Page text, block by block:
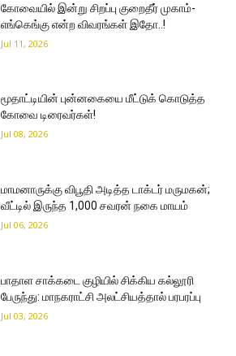
கோவையில் இன்று சிறப்பு குறைதீர் முகாம்-
எங்கெங்கு என்ற விவரங்கள் இதோ..!
Jul 11, 2026
மூதாட்டியின் புன்னகையை மீட்டுக் கொடுத்த
கோவை டிரைவர்கள்!
Jul 08, 2026
மாமனாருக்கு விபூதி அடித்த டாக்டர் மருமகன்;
வீட்டில் இருந்த 1,000 சவரன் நகை மாயம்
Jul 06, 2026
பாதாள சாக்கடை குழியில் சிக்கிய கல்லூரி
பேருந்து: மாநகராட்சி அலட்சியத்தால் பரபரப்பு
Jul 03, 2026